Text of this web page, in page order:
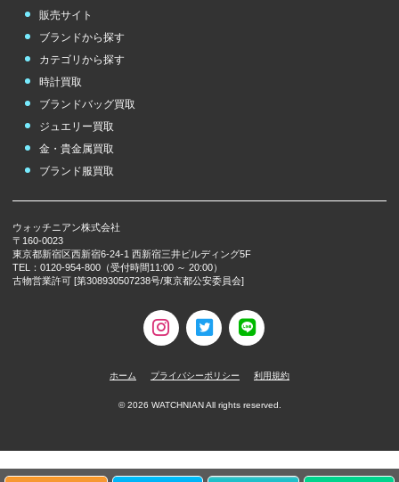
販売サイト
ブランドから探す
カテゴリから探す
時計買取
ブランドバッグ買取
ジュエリー買取
金・貴金属買取
ブランド服買取
ウォッチニアン株式会社
〒160-0023
東京都新宿区西新宿6-24-1 西新宿三井ビルディング5F
TEL：0120-954-800（受付時間11:00 ～ 20:00）
古物営業許可 [第308930507238号/東京都公安委員会]
ホーム プライバシーポリシー 利用規約
©2026 WATCHNIAN All rights reserved.